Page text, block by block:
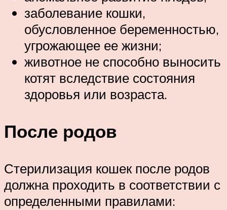
заболевание кошки,
обусловленное беременностью,
угрожающее ее жизни;
животное не способно выносить
котят вследствие состояния
здоровья или возраста.
После родов
Стерилизация кошек после родов
должна проходить в соответствии с
определенными правилами: